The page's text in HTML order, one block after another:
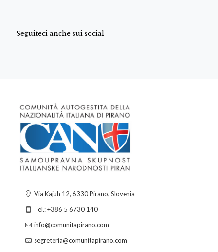
Seguiteci anche sui social
Via Kajuh 12, 6330 Pirano, Slovenia
Tel.: +386 5 6730 140
info@comunitapirano.com
segreteria@comunitapirano.com